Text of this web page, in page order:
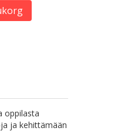
oppilasta
ja kehittämään